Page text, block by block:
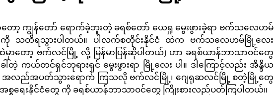
ော့ ကျွန်တော် ရောက်ခဲ့ဘူးတဲ့ ခရစ်တော် ယေရှု မွေးဖွားခဲ့ရာ ဗက်သလေဟမ်
း ကို သတိရသွားပါတယ်။ ပါလက်စတိုင်းနိုင်ငံ ထဲက ဗက်သလေဟမ်မြို့လေး
ထဲမှာတော့ ဗက်လင်မြို့ လို့ မြန်မာပြန်ဆိုပါတယ်) ဟာ ခရစ်ယာန်ဘာသာဝင်တွေ
ကယ်တင်ရှင်ဘုရားရှင် မွေးဖွားရာ မြို့လေး ပါ။ ဒါကြောင့်လည်း အိန္ဒိယ
အလည်အပတ်သွားရောက် ကြသလို ဗက်လင်မြို့၊ ဂျေရုဆလင်မြို့ စတဲ့မြို့တွေ
အစ္စရေးနိုင်ငံတွေ ကို ခရစ်ယာန်ဘာသာဝင်တွေ ကြိုးစားလည်ပတ်ကြပါတယ်။